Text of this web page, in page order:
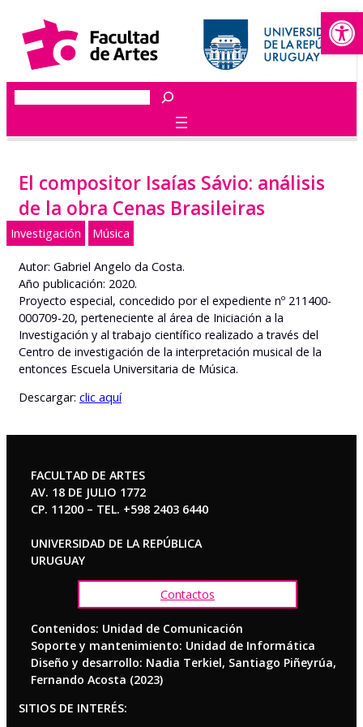
contenido
Buscar
El compositor Isaías Sávio: análisis
de la obra Cenas Brasileiras
Investigación Música
Autor: Gabriel Angelo da Costa.
Año publicación: 2020.
Proyecto especial, concedido por el expediente nº 211400-
000709-20, perteneciente al área de Iniciación a la
Investigación y al trabajo científico realizado a través del
Centro de investigación de la interpretación musical de la
entonces Escuela Universitaria de Música.
Descargar: clic aquí
FACULTAD DE ARTES
AV. 18 DE JULIO 1772
CP. 11200 – TEL. +598 2403 6440
UNIVERSIDAD DE LA REPÚBLICA
URUGUAY
Contactos
Contenidos: Unidad de Comunicación
Soporte y mantenimiento: Unidad de Informática
Diseño y desarrollo: Nadia Terkiel, Santiago Piñeyrúa,
Fernando Acosta (2023)
SITIOS DE INTERÉS: